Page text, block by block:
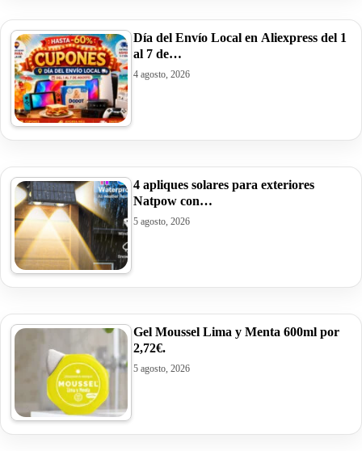
Día del Envío Local en Aliexpress del 1
al 7 de…
4 agosto, 2026
4 apliques solares para exteriores
Natpow con…
5 agosto, 2026
Gel Moussel Lima y Menta 600ml por
2,72€.
5 agosto, 2026